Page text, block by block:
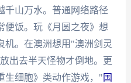
千山万水。普通网络路径
便饭。玩《月圆之夜》想
机。在澳洲想用"澳洲剑灵
出去半天怪物才倒地。更
生细胞》类动作游戏，" 国